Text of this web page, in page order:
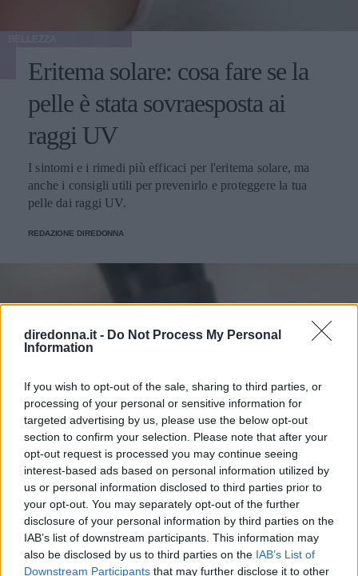
diredonna.it - Do Not Process My Personal
Information
If you wish to opt-out of the sale, sharing to third parties, or
processing of your personal or sensitive information for
targeted advertising by us, please use the below opt-out
section to confirm your selection. Please note that after your
opt-out request is processed you may continue seeing
interest-based ads based on personal information utilized by
us or personal information disclosed to third parties prior to
your opt-out. You may separately opt-out of the further
disclosure of your personal information by third parties on the
IAB’s list of downstream participants. This information may
also be disclosed by us to third parties on the IAB’s List of
Downstream Participants that may further disclose it to other
Eritema solare: cosa fare se la
pelle è stata sovraesposta ai
raggi UV
I sintomi e i rimedi più efficaci per l'eritema solare, ma
anche i consigli utili per prevenirlo e proteggere la tua
pelle dai raggi UV.
REDAZIONE DIREDONNA